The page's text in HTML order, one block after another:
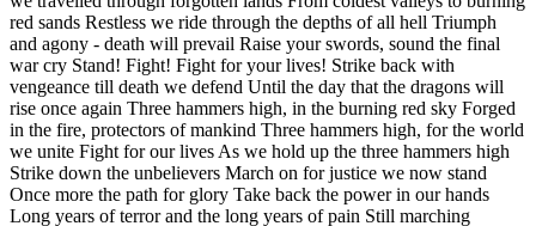
red sands Restless we ride through the depths of all hell Triumph
and agony - death will prevail Raise your swords, sound the final
war cry Stand! Fight! Fight for your lives! Strike back with
vengeance till death we defend Until the day that the dragons will
rise once again Three hammers high, in the burning red sky Forged
in the fire, protectors of mankind Three hammers high, for the world
we unite Fight for our lives As we hold up the three hammers high
Strike down the unbelievers March on for justice we now stand
Once more the path for glory Take back the power in our hands
Long years of terror and the long years of pain Still marching